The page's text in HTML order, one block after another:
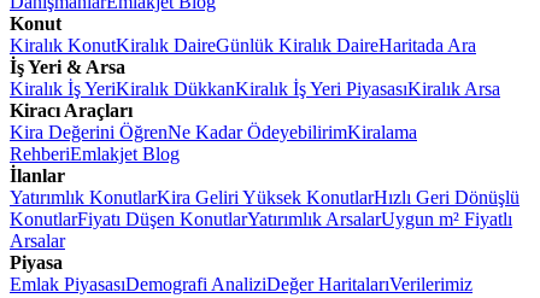
Konut
Kiralık KonutKiralık DaireGünlük Kiralık DaireHaritada Ara
İş Yeri & Arsa
Kiralık İş YeriKiralık DükkanKiralık İş Yeri PiyasasıKiralık Arsa
Kiracı Araçları
Kira Değerini ÖğrenNe Kadar ÖdeyebilirimKiralama
RehberiEmlakjet Blog
İlanlar
Yatırımlık KonutlarKira Geliri Yüksek KonutlarHızlı Geri Dönüşlü
KonutlarFiyatı Düşen KonutlarYatırımlık ArsalarUygun m² Fiyatlı
Arsalar
Piyasa
Emlak PiyasasıDemografi AnaliziDeğer HaritalarıVerilerimiz